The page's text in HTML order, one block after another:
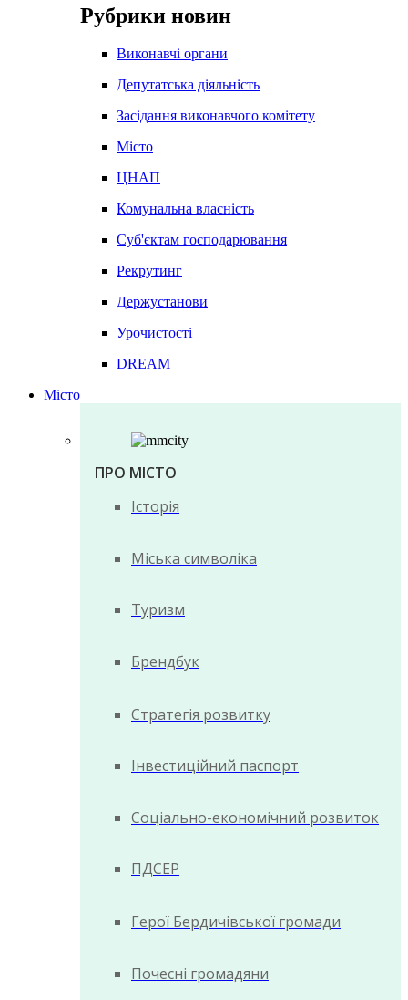
Рубрики новин
Виконавчі органи
Депутатська діяльність
Засідання виконавчого комітету
Місто
ЦНАП
Комунальна власність
Суб'єктам господарювання
Рекрутинг
Держустанови
Урочистості
DREAM
Місто
ПРО МІСТО
Історія
Міська символіка
Туризм
Брендбук
Стратегія розвитку
Інвестиційний паспорт
Соціально-економічний розвиток
ПДСЕР
Герої Бердичівської громади
Почесні громадяни